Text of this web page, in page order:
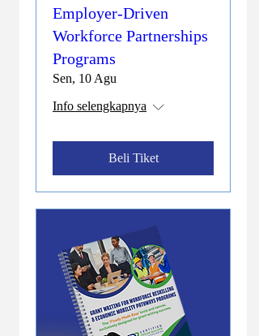
Employer-Driven
Workforce Partnerships
Programs
Sen, 10 Agu
Info selengkapnya
Beli Tiket